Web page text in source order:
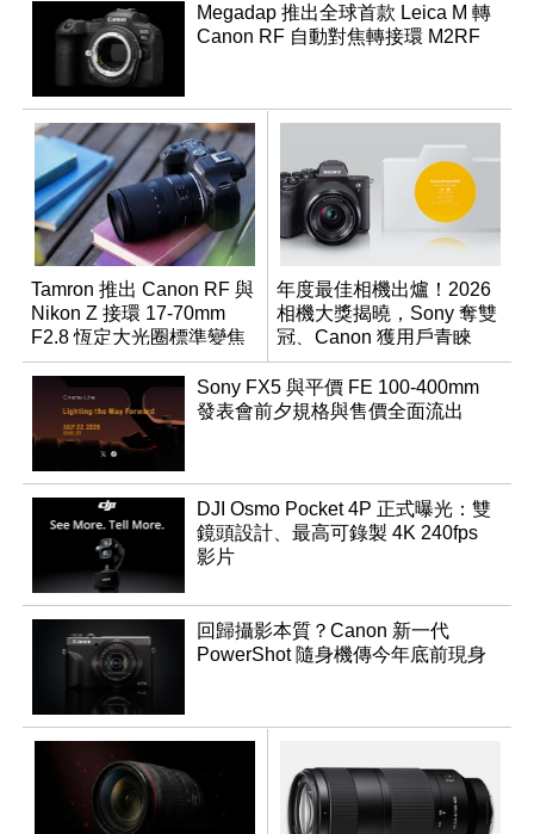
Megadap 推出全球首款 Leica M 轉
Canon RF 自動對焦轉接環 M2RF
Tamron 推出 Canon RF 與
Nikon Z 接環 17-70mm
F2.8 恆定大光圈標準變焦
鏡
年度最佳相機出爐！2026
相機大獎揭曉，Sony 奪雙
冠、Canon 獲用戶青睞
Sony FX5 與平價 FE 100-400mm
發表會前夕規格與售價全面流出
DJI Osmo Pocket 4P 正式曝光：雙
鏡頭設計、最高可錄製 4K 240fps
影片
回歸攝影本質？Canon 新一代
PowerShot 隨身機傳今年底前現身